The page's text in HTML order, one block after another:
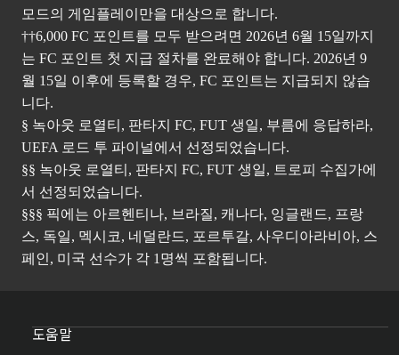
모드의 게임플레이만을 대상으로 합니다.
††6,000 FC 포인트를 모두 받으려면 2026년 6월 15일까지
는 FC 포인트 첫 지급 절차를 완료해야 합니다. 2026년 9
월 15일 이후에 등록할 경우, FC 포인트는 지급되지 않습
니다.
§ 녹아웃 로열티, 판타지 FC, FUT 생일, 부름에 응답하라,
UEFA 로드 투 파이널에서 선정되었습니다.
§§ 녹아웃 로열티, 판타지 FC, FUT 생일, 트로피 수집가에
서 선정되었습니다.
§§§ 픽에는 아르헨티나, 브라질, 캐나다, 잉글랜드, 프랑
스, 독일, 멕시코, 네덜란드, 포르투갈, 사우디아라비아, 스
페인, 미국 선수가 각 1명씩 포함됩니다.
도움말